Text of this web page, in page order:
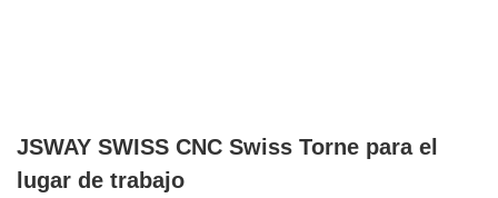
JSWAY SWISS CNC Swiss Torne para el
lugar de trabajo